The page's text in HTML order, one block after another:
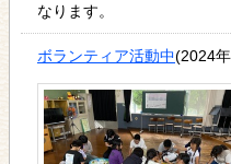
なります。
ボランティア活動中(2024